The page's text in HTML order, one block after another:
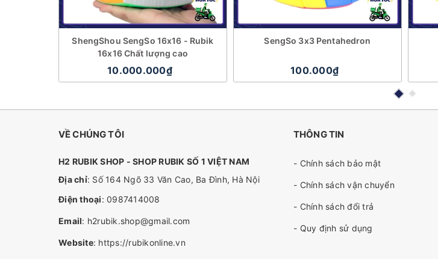
ShengShou SengSo 16x16 - Rubik
16x16 Chất lượng cao
10.000.000₫
SengSo 3x3 Pentahedron
100.000₫
VỀ CHÚNG TÔI
H2 RUBIK SHOP - SHOP RUBIK SỐ 1 VIỆT NAM
Địa chỉ: Số 164 Ngõ 33 Văn Cao, Ba Đình, Hà Nội
Điện thoại: 0987414008
Email: h2rubik.shop@gmail.com
Website: https://rubikonline.vn
THÔNG TIN
- Chính sách bảo mật
- Chính sách vận chuyển
- Chính sách đổi trả
- Quy định sử dụng